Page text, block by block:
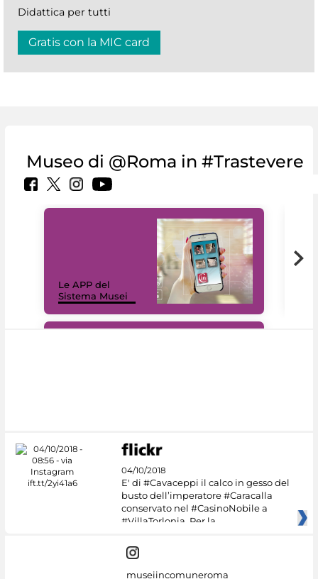
Didattica per tutti
Gratis con la MIC card
Museo di @Roma in #Trastevere
Le APP del
Sistema Musei
04/10/2018
E' di #Cavaceppi il calco in gesso del
busto dell’imperatore #Caracalla
conservato nel #CasinoNobile a
#VillaTorlonia. Per la
museiincomuneroma